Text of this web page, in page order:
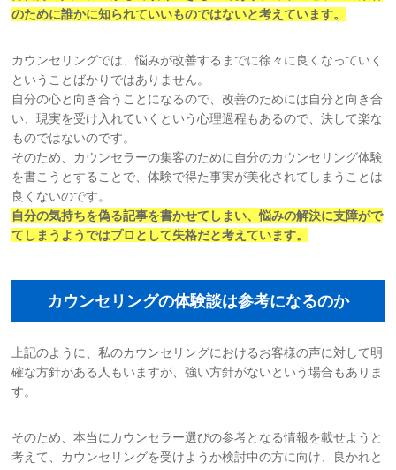
のために誰かに知られていいものではないと考えています。
カウンセリングでは、悩みが改善するまでに徐々に良くなっていく
ということばかりではありません。
自分の心と向き合うことになるので、改善のためには自分と向き合
い、現実を受け入れていくという心理過程もあるので、決して楽な
ものではないのです。
そのため、カウンセラーの集客のために自分のカウンセリング体験
を書こうとすることで、体験で得た事実が美化されてしまうことは
良くないのです。
自分の気持ちを偽る記事を書かせてしまい、悩みの解決に支障がで
てしまう ようではプロとして失格だと考えています。
カウンセリングの体験談は参考になるのか
上記のように、私のカウンセリングにおけるお客様の声に対して明
確な方針がある人もいますが、強い方針がないという場合もありま
す。
そのため、本当にカウンセラー選びの参考となる情報を載せようと
考えて、カウンセリングを受けようか検討中の方に向け、良かれと